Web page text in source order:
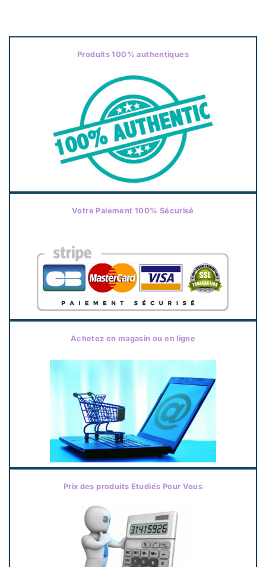
Produits 100% authentiques
Votre Paiement 100% Sécurisé
Achetez en magasin ou en ligne
Prix des produits Étudiés Pour Vous